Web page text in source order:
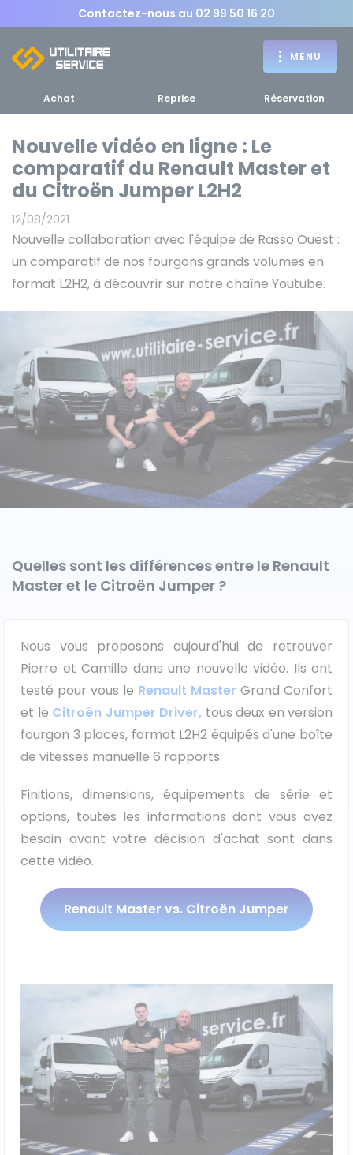
Contactez-nous au 02 99 50 16 20
MENU
MENU
Achat
Fourgons Camionnettes
Bennes, plateaux
spécifiques
Caisses grands volumes Frigorifiques
Citroën
Fiat
Ford
Iveco
Maxus
Nissan
Peugeot
Volkswagen
Véhicules 0 km
Tous les véhicules
RETOUR MENU
Achat Reprise Réservation
Nouvelle vidéo en ligne : Le
comparatif du Renault Master et
du Citroën Jumper L2H2
12/08/2021
Nouvelle collaboration avec l'équipe de Rasso Ouest :
un comparatif de nos fourgons grands volumes en
format L2H2, à découvrir sur notre chaîne Youtube.
Quelles sont les différences entre le Renault
Master et le Citroën Jumper ?
Nous vous proposons aujourd'hui de retrouver
Pierre et Camille dans une nouvelle vidéo. Ils ont
testé pour vous le Renault Master Grand Confort
et le Citroën Jumper Driver, tous deux en version
fourgon 3 places, format L2H2 équipés d'une boîte
de vitesses manuelle 6 rapports.
Finitions, dimensions, équipements de série et
options, toutes les informations dont vous avez
besoin avant votre décision d'achat sont dans
cette vidéo.
Renault Master vs. Citroën Jumper